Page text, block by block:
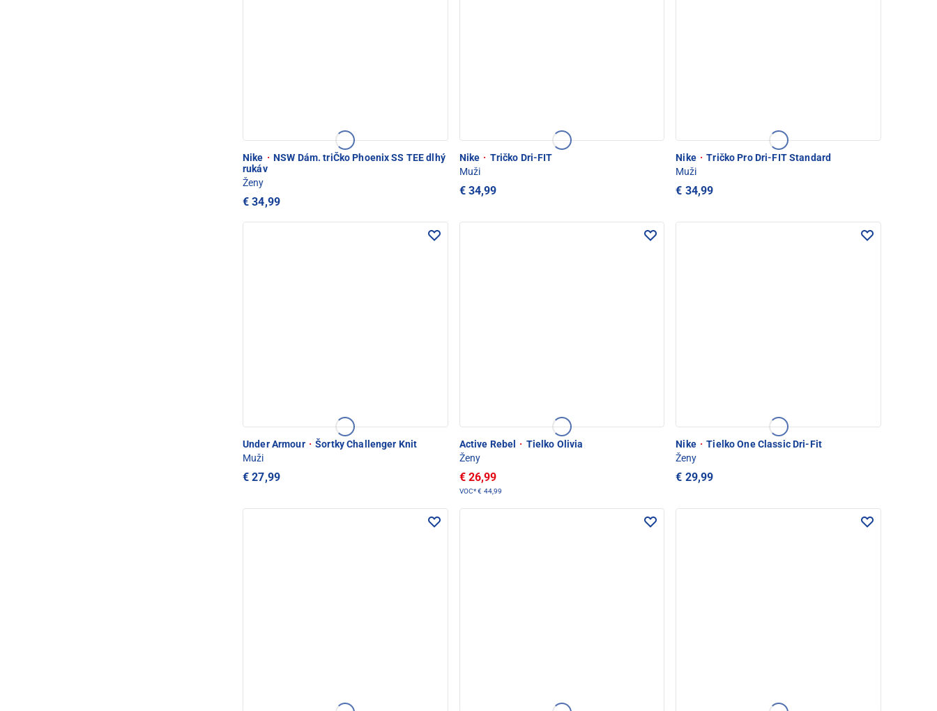
Nike · NSW Dám. triČko Phoenix SS TEE dlhý
rukáv
Ženy
€ 34,99
Nike · Tričko Dri-FIT
Muži
€ 34,99
Nike · Tričko Pro Dri-FIT Standard
Muži
€ 34,99
Under Armour · Šortky Challenger Knit
Muži
€ 27,99
Active Rebel · Tielko Olivia
Ženy
€ 26,99
VOC*€ 44,99
Nike · Tielko One Classic Dri-Fit
Ženy
€ 29,99